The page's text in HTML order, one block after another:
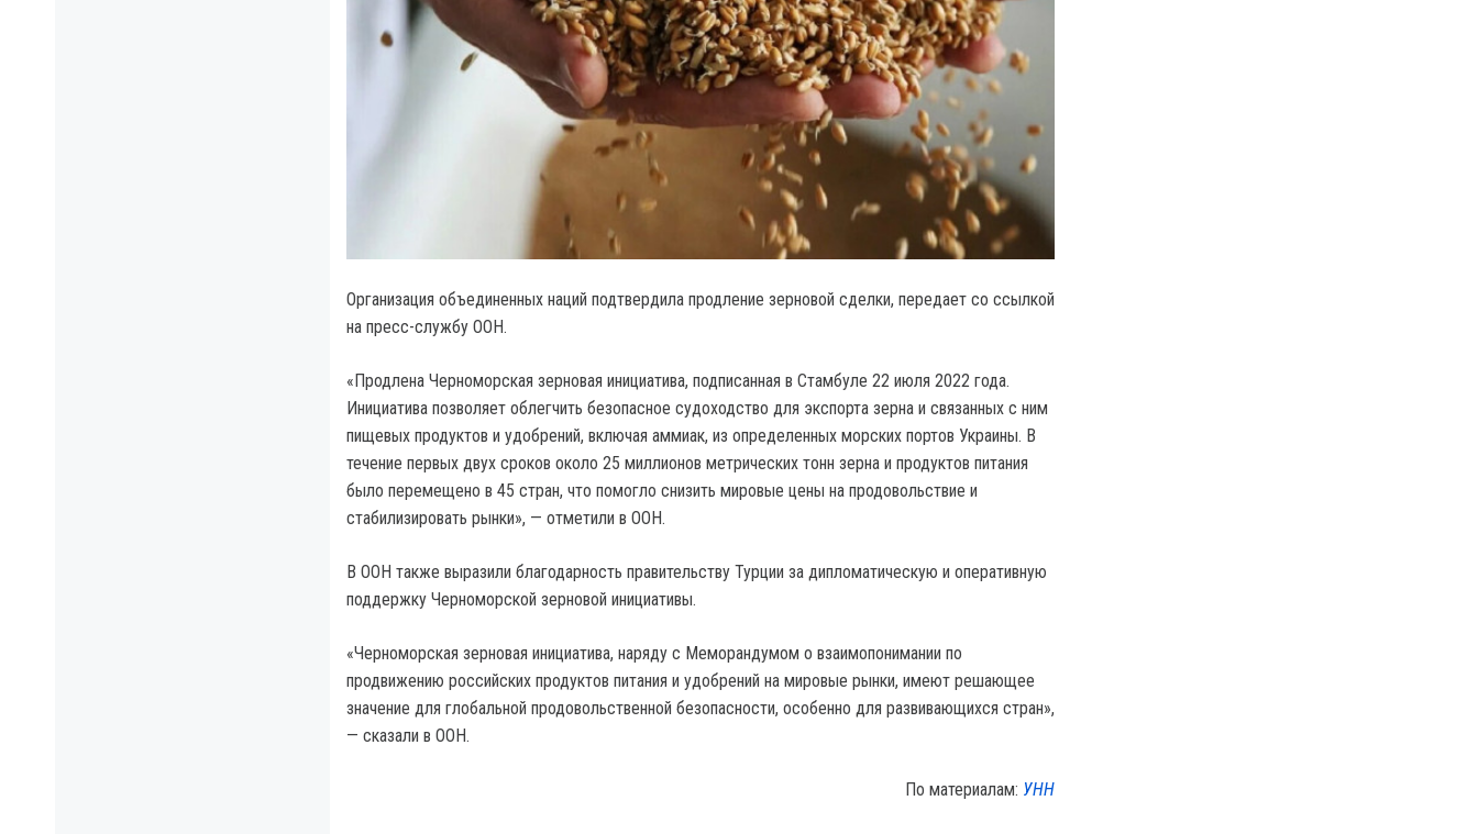
Организация объединенных наций подтвердила продление зерновой сделки, передает со ссылкой
на пресс-службу ООН.
«Продлена Черноморская зерновая инициатива, подписанная в Стамбуле 22 июля 2022 года.
Инициатива позволяет облегчить безопасное судоходство для экспорта зерна и связанных с ним
пищевых продуктов и удобрений, включая аммиак, из определенных морских портов Украины. В
течение первых двух сроков около 25 миллионов метрических тонн зерна и продуктов питания
было перемещено в 45 стран, что помогло снизить мировые цены на продовольствие и
стабилизировать рынки», — отметили в ООН.
В ООН также выразили благодарность правительству Турции за дипломатическую и оперативную
поддержку Черноморской зерновой инициативы.
«Черноморская зерновая инициатива, наряду с Меморандумом о взаимопонимании по
продвижению российских продуктов питания и удобрений на мировые рынки, имеют решающее
значение для глобальной продовольственной безопасности, особенно для развивающихся стран»,
— сказали в ООН.
По материалам: УНН